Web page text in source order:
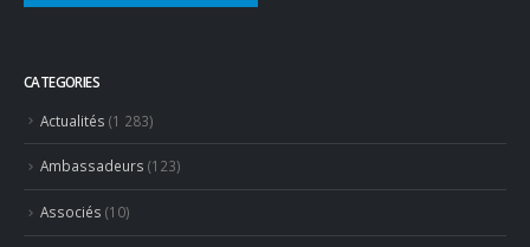
CATEGORIES
Actualités (1 283)
Ambassadeurs (123)
Associés (10)